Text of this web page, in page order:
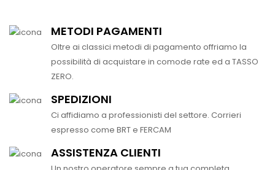
METODI PAGAMENTI
Oltre ai classici metodi di pagamento offriamo la
possibilità di acquistare in comode rate ed a TASSO
ZERO.
SPEDIZIONI
Ci affidiamo a professionisti del settore. Corrieri
espresso come BRT e FERCAM
ASSISTENZA CLIENTI